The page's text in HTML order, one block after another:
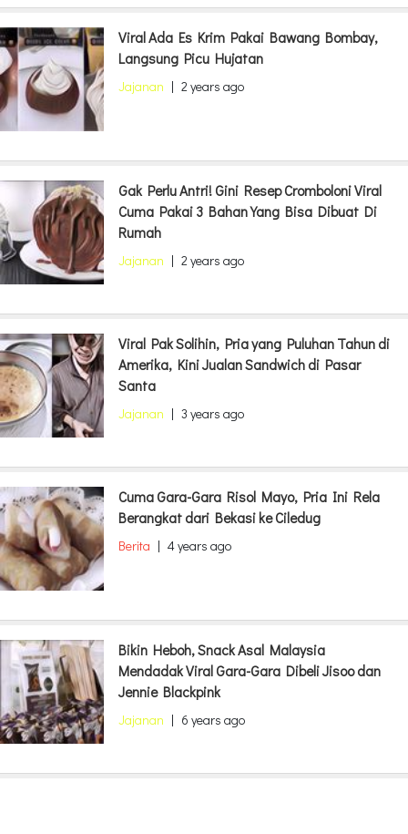
Viral Ada Es Krim Pakai Bawang Bombay,
Langsung Picu Hujatan
Jajanan | 2 years ago
Gak Perlu Antri! Gini Resep Cromboloni Viral
Cuma Pakai 3 Bahan Yang Bisa Dibuat Di
Rumah
Jajanan | 2 years ago
Viral Pak Solihin, Pria yang Puluhan Tahun di
Amerika, Kini Jualan Sandwich di Pasar
Santa
Jajanan | 3 years ago
Cuma Gara-Gara Risol Mayo, Pria Ini Rela
Berangkat dari Bekasi ke Ciledug
Berita | 4 years ago
Bikin Heboh, Snack Asal Malaysia
Mendadak Viral Gara-Gara Dibeli Jisoo dan
Jennie Blackpink
Jajanan | 6 years ago